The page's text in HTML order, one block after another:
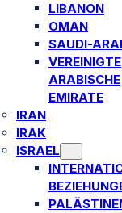
LIBANON
OMAN
SAUDI-
VEREINIGTE
ARABISCHE
EMIRATE
IRAN
IRAK
ISRAEL